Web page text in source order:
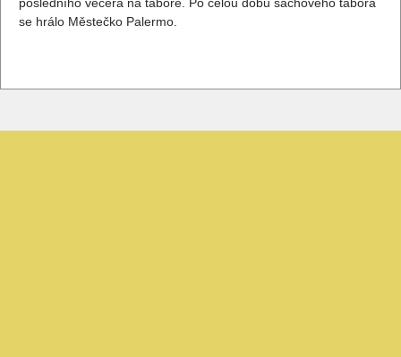
se hrálo Městečko Palermo.